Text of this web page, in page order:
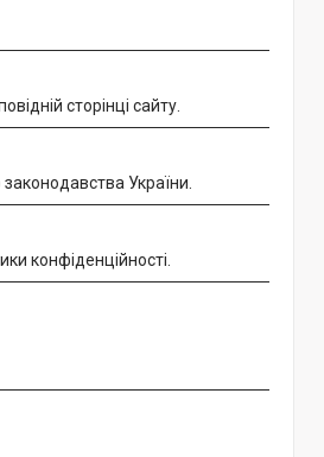
сторінці сайту.
України.
конфіденційності.